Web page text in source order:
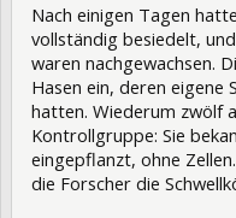
Nach einigen Tagen
vollständig besiedelt,
waren nachgewachsen.
Hasen ein, deren eigene
hatten. Wiederum zwölf
Kontrollgruppe: Sie
eingepflanzt, ohne
die Forscher die